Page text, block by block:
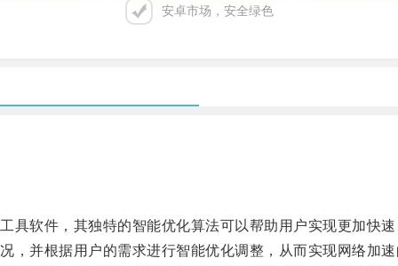
安卓市场，安全绿色
软件，其独特的智能优化算法可以帮助用户实现更加快速
并根据用户的需求进行智能优化调整，从而实现网络加速